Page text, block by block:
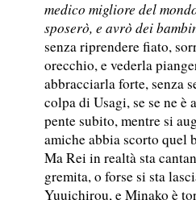
medico migliore del
sposerò, e avrò dei
senza riprendere fiato,
orecchio, e vederla
abbracciarla forte, senza
colpa di Usagi, se se ne è
pente subito, mentre si
amiche abbia scorto
Ma Rei in realtà sta
gremita, o forse si sta
Yuuichirou, e Minako è